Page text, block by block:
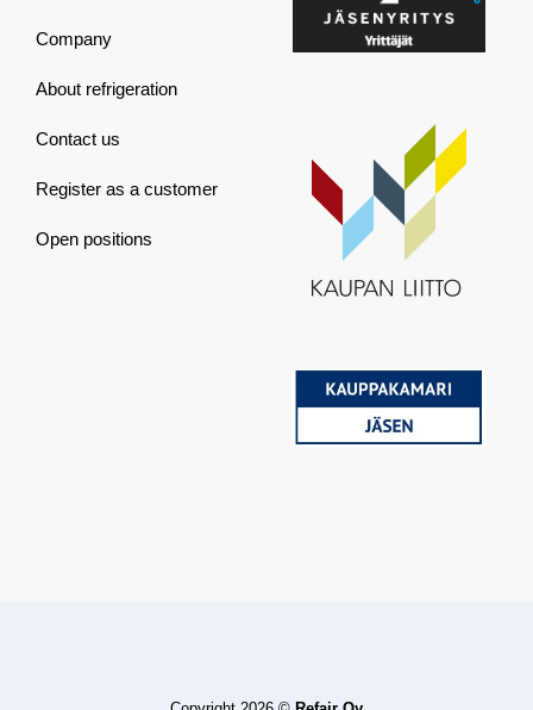
Company
About refrigeration
Contact us
Register as a customer
Open positions